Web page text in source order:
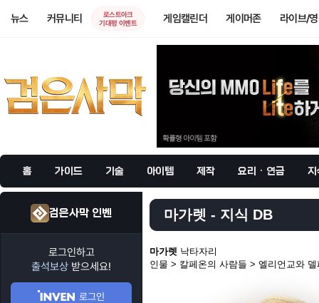
뉴스 커뮤니티
로스트아크
기대평 이벤트
게임캘린더 게이머존 라이브/
홈 가이드 기술 아이템 제작 요리 · 연금 지
검은사막 인벤
로그인하고
출석보상 받으세요!
로그인
마가렛 - 지식 DB
마가렛 낙타자리
인물 > 칼페온의 사람들 > 엘리언교와